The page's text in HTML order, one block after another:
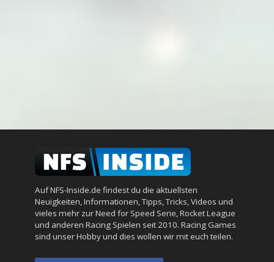
Auf NFS-Inside.de findest du die aktuellsten
Neuigkeiten, Informationen, Tipps, Tricks, Videos und
vieles mehr zur Need for Speed Serie, Rocket League
und anderen Racing Spielen seit 2010. Racing Games
sind unser Hobby und dies wollen wir mit euch teilen.